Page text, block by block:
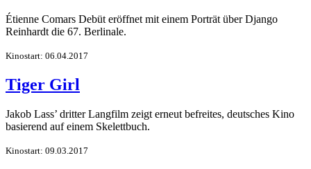
Étienne Comars Debüt eröffnet mit einem Porträt über Django
Reinhardt die 67. Berlinale.
Kinostart: 06.04.2017
Tiger Girl
Jakob Lass’ dritter Langfilm zeigt erneut befreites, deutsches Kino
basierend auf einem Skelettbuch.
Kinostart: 09.03.2017